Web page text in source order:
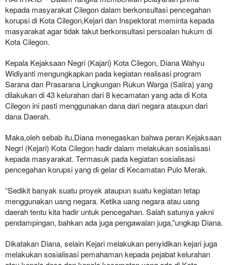
kepada masyarakat Cilegon dalam berkonsultasi pencegahan
korupsi di Kota Cilegon,Kejari dan Inspektorat meminta kepada
masyarakat agar tidak takut berkonsultasi persoalan hukum di
Kota Cilegon.
Kepala Kejaksaan Negri (Kajari) Kota Cilegon, Diana Wahyu
Widiyanti mengungkapkan pada kegiatan realisasi program
Sarana dan Prasarana Lingkungan Rukun Warga (Salira) yang
dilakukan di 43 kelurahan dari 8 kecamatan yang ada di Kota
Cilegon ini pasti menggunakan dana dari negara ataupun dari
dana Daerah.
Maka,oleh sebab itu,Diana menegaskan bahwa peran Kejaksaan
Negri (Kejari) Kota Cilegon hadir dalam melakukan sosialisasi
kepada masyarakat. Termasuk pada kegiatan sosialisasi
pencegahan korupsi yang di gelar di Kecamatan Pulo Merak.
“Sedikit banyak suatu proyek ataupun suatu kegiatan tetap
menggunakan uang negara. Ketika uang negara atau uang
daerah tentu kita hadir untuk pencegahan. Salah satunya yakni
pendampingan, bahkan ada juga pengawalan juga,”ungkap Diana.
Dikatakan Diana, selain Kejari melakukan penyidikan kejari juga
melakukan sosialisasi pemahaman kepada pejabat kelurahan